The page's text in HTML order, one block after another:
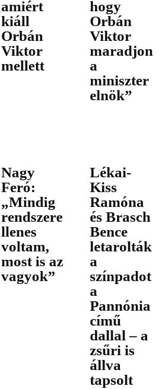
amiért
kiáll
Orbán
Viktor
mellett
hogy
Orbán
Viktor
maradjon
a
miniszter
elnök”
Nagy
Feró:
„Mindig
rendszere
llenes
voltam,
most is az
vagyok”
Lékai-
Kiss
Ramóna
és Brasch
Bence
letarolták
a
színpadot
a
Pannónia
című
dallal – a
zsűri is
állva
tapsolt